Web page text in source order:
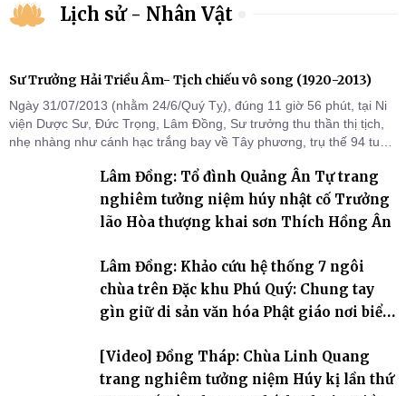
Lịch sử - Nhân Vật
Sư Trưởng Hải Triều Âm- Tịch chiếu vô song (1920-2013)
Ngày 31/07/2013 (nhằm 24/6/Quý Tỵ), đúng 11 giờ 56 phút, tại Ni
viện Dược Sư, Đức Trọng, Lâm Đồng, Sư trưởng thu thần thị tịch,
nhẹ nhàng như cánh hạc trắng bay về Tây phương, trụ thế 94 tuổi
Lâm Đồng: Tổ đình Quảng Ân Tự trang
nghiêm tưởng niệm húy nhật cố Trưởng
lão Hòa thượng khai sơn Thích Hồng Ân
Lâm Đồng: Khảo cứu hệ thống 7 ngôi
chùa trên Đặc khu Phú Quý: Chung tay
gìn giữ di sản văn hóa Phật giáo nơi biển
[Video] Đồng Tháp: Chùa Linh Quang
trang nghiêm tưởng niệm Húy kị lần thứ